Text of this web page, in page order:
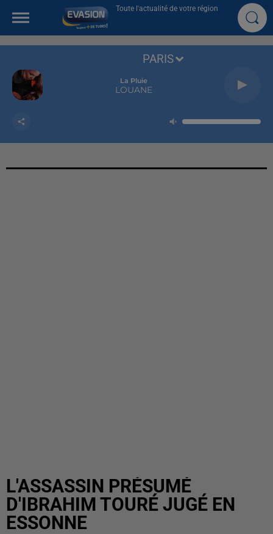
Toute l'actualité de votre région
La Pluie
LOUANE
PARIS
L'ASSASSIN PRÉSUMÉ
D'IBRAHIM TOURÉ JUGÉ EN
ESSONNE